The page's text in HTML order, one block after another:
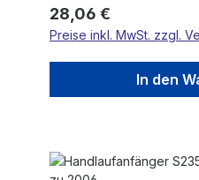
Regulärer Preis:
28,06 €
Preise inkl. MwSt. zzgl.
In den